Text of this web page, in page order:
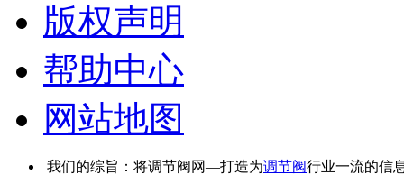
版权声明
帮助中心
网站地图
我们的综旨：将调节阀网—打造为调节阀行业一流的信